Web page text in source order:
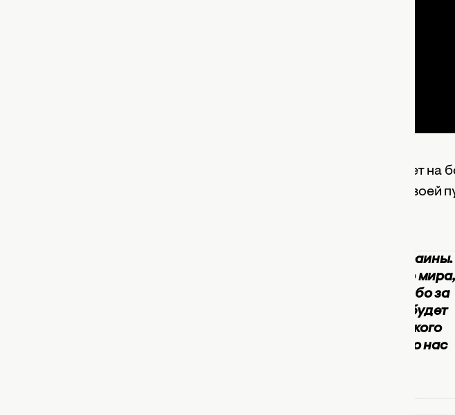
В частности, с ролика можем видеть, как Алексей едет на
чтобы уничтожать врага на украинской земле. Под своей
Особый для всех украинцев день – День защитников Украины.
Алексей, ты настоящий герой, стоящий на страже нашего мира,
свободы и счастливого будущего нашей страны. Спасибо за
твое мужество, силу и отвагу. Пусть каждый твой день будет
наполнен любовью, теплом и поддержкой. Желаю крепкого
здоровья. Горжусь тобой. Благодарю каждого и каждого нас